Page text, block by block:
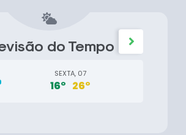
do Tempo
SEXTA, 07
16° 26°